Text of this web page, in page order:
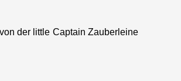
der little Captain Zauberleine